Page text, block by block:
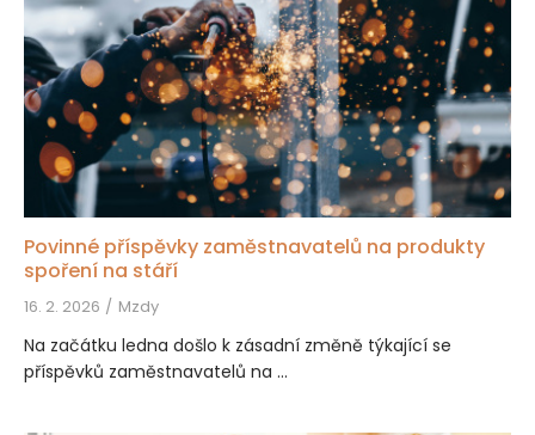
Povinné příspěvky zaměstnavatelů na produkty
spoření na stáří
16. 2. 2026 Mzdy
Na začátku ledna došlo k zásadní změně týkající se
příspěvků zaměstnavatelů na ...